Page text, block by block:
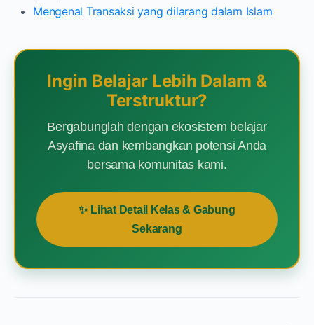
Mengenal Transaksi yang dilarang dalam Islam
Ingin Belajar Lebih Dalam &
Terstruktur?
Bergabunglah dengan ekosistem belajar
Asyafina dan kembangkan potensi Anda
bersama komunitas kami.
✨ Lihat Detail Kelas & Gabung
Sekarang